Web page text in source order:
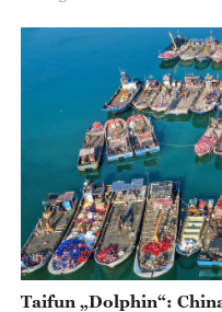
Taifun „Dolphin“: